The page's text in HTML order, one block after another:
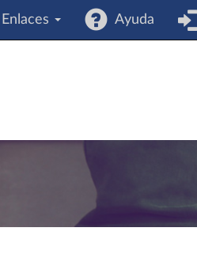
Enlaces Ayuda